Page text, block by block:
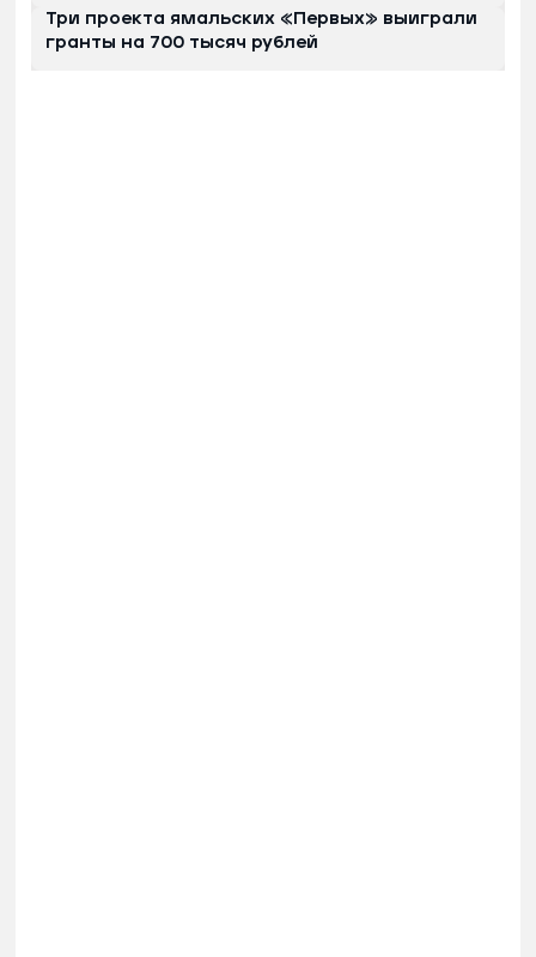
Три проекта ямальских «Первых» выиграли
гранты на 700 тысяч рублей